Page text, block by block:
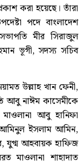
করা হয়েছে। তাঁরা
পদে বাংলাদেশ
মীর সিরাজুল
ভূগী, সদস্য সচিব
উল্লাহ খান ফেনী,
আবু নাঈম কাসেমীকে
আবু হানিফা
ইসলাম আমিন,
যুগ্ম আহবায়ক হাফিজ
মাওলানা শাহাদাত